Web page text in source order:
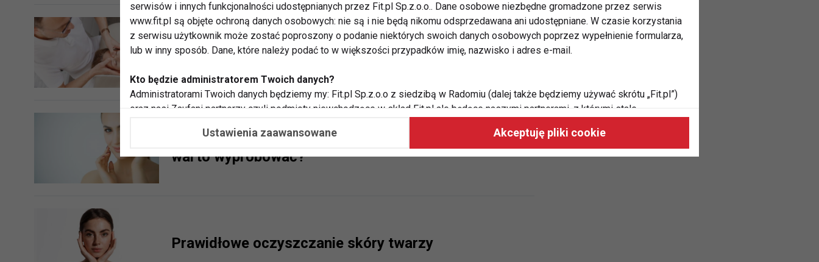
Gdy na twarzy widać stres
Witamina C w pielęgnacji twarzy: jakie kosmetyki
warto wypróbować?
Prawidłowe oczyszczanie skóry twarzy
serwisów i innych funkcjonalności udostępnianych przez Fit.pl Sp.z.o.o.. Dane osobowe niezbędne gromadzone przez serwis
www.fit.pl są objęte ochroną danych osobowych: nie są i nie będą nikomu odsprzedawana ani udostępniane. W czasie korzystania
z serwisu użytkownik może zostać poproszony o podanie niektórych swoich danych osobowych poprzez wypełnienie formularza,
lub w inny sposób. Dane, które należy podać to w większości przypadków imię, nazwisko i adres e-mail.
Kto będzie administratorem Twoich danych?
Administratorami Twoich danych będziemy my: Fit.pl Sp.z.o.o z siedzibą w Radomiu (dalej także będziemy używać skrótu „Fit.pl”)
oraz nasi Zaufani partnerzy czyli podmioty niewchodzące w skład Fit.pl ale będące naszymi partnerami, z którymi stale
potrzeb i zainteresowań.
Dlaczego chcemy przetwarzać Twoje dane?
Przetwarzamy te dane w celach, aby:
pokazywać Ci reklamy dopasowane do Twoich potrzeb i zainteresowań,
dokonywać pomiarów, które pozwalają nam udoskonalać nasze usługi i sprawić, że będą maksymalnie odpowiadać Twoim
Ustawienia zaawansowane Akceptuję pliki cookie